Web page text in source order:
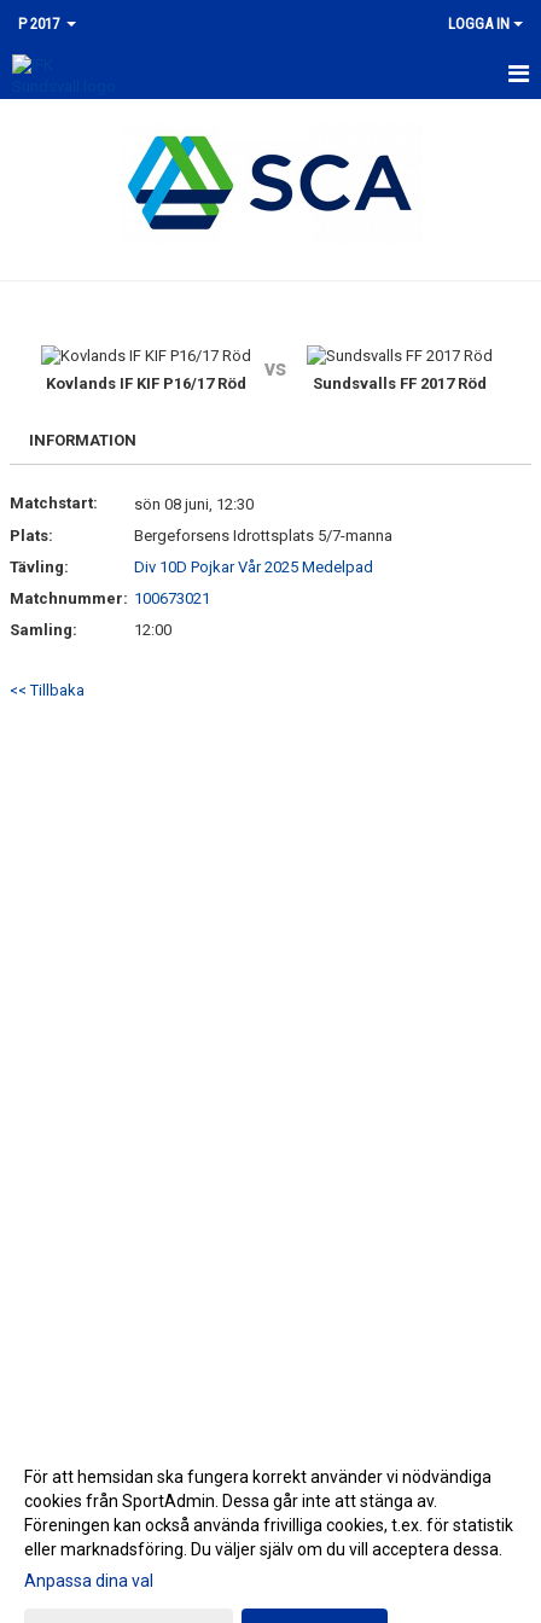
P 2017 LOGGA IN
BILDGALLERI
DOKUMENT
GÄSTBOK
Kovlands IF KIF P16/17 Röd
vs
Sundsvalls FF 2017 Röd
INFORMATION
Matchstart:
sön 08 juni, 12:30
Plats:
Bergeforsens Idrottsplats 5/7-manna
Tävling:
Div 10D Pojkar Vår 2025 Medelpad
Matchnummer: 100673021
Samling:
12:00
<< Tillbaka
Gå till Webbversion
För att hemsidan ska fungera korrekt använder vi nödvändiga
cookies från SportAdmin. Dessa går inte att stänga av.
Föreningen kan också använda frivilliga cookies, t.ex. för statistik
eller marknadsföring. Du väljer själv om du vill acceptera dessa.
Anpassa dina val